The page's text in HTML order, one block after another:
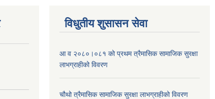
विधुतीय शुसासन सेवा
आ व २०८०।०८१ को प्रथम त्रैमासिक सामाजिक सुरक्षा
लाभग्राहीको विवरण
चौथो त्रैमासिक सामाजिक सुरक्षा लाभग्राहीको विवरण